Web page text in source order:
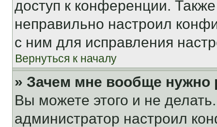
доступ к конференции.
неправильно настроил
с ним для исправления
Вернуться к началу
» Зачем мне вообще нужно
Вы можете этого и не
администратор настроил